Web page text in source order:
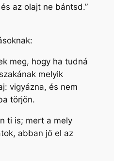
az olajt ne bántsd.”
meg, hogy ha tudná
melyik
vigyázna, és nem
törjön.
ti is; mert a mely
abban jő el az